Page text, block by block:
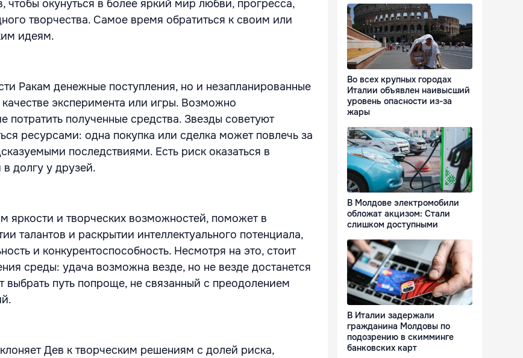
чтобы окунуться в более яркий мир любви, прогресса,
творчества. Самое время обратиться к своим или
идеям.
Ракам денежные поступления, но и незапланированные
эксперимента или игры. Возможно
потратить полученные средства. Звезды советуют
ресурсами: одна покупка или сделка может повлечь за
последствиями. Есть риск оказаться в
долгу у друзей.
яркости и творческих возможностей, поможет в
талантов и раскрытии интеллектуального потенциала,
и конкурентоспособность. Несмотря на это, стоит
среды: удача возможна везде, но не везде достанется
путь попроще, не связанный с преодолением
Дев к творческим решениям с долей риска,
Во всех крупных городах
Италии объявлен наивысший
уровень опасности из-за
жары
В Молдове электромобили
обложат акцизом: Стали
слишком доступными
В Италии задержали
гражданина Молдовы по
подозрению в скимминге
банковских карт